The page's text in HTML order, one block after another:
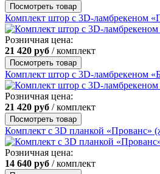
Посмотреть товар
Комплект штор с 3D-ламбрекеном
Розничная цена:
21 420 руб / комплект
Посмотреть товар
Комплект штор с 3D-ламбрекеном
Розничная цена:
21 420 руб / комплект
Посмотреть товар
Комплект с 3D планкой «Прованс»
Розничная цена:
14 640 руб / комплект